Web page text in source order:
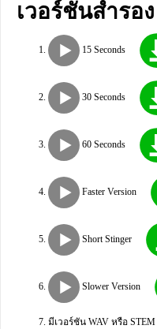
เวอร์ชันสำรอง
15 Seconds
30 Seconds
60 Seconds
Faster Version
Short Stinger
Slower Version
มีเวอร์ชัน WAV หรือ